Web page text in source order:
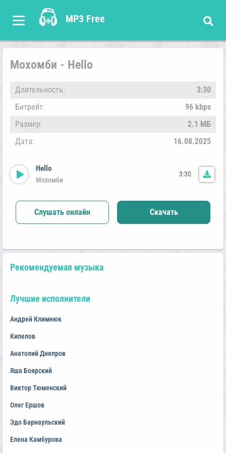
MP3 Free
Мохомби - Hello
Длительность:
3:30
Битрейт:
96 kbps
Размер:
2.1 МБ
Дата:
16.08.2025
Hello
Мохомби
3:30
Слушать онлайн Скачать
Рекомендуемая музыка
Лучшие исполнители
Андрей Климнюк
Кипелов
Анатолий Днепров
Яша Боярский
Виктор Тюменский
Олег Ершов
Эдо Барнаульский
Елена Камбурова